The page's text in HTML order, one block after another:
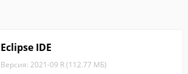
Eclipse IDE
Версия: 2021-09 R (112.77 МБ)